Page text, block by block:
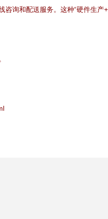
询和配送服务。这种“硬件生产